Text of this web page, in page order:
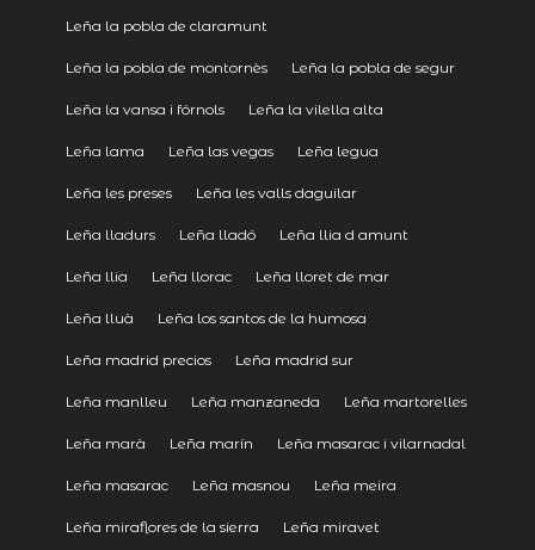
Leña la pobla de claramunt
Leña la pobla de montornès Leña la pobla de segur
Leña la vansa i fórnols Leña la vilella alta
Leña lama Leña las vegas Leña legua
Leña les preses Leña les valls daguilar
Leña lladurs Leña lladó Leña llia d amunt
Leña llia Leña llorac Leña lloret de mar
Leña lluà Leña los santos de la humosa
Leña madrid precios Leña madrid sur
Leña manlleu Leña manzaneda Leña martorelles
Leña marà Leña marín Leña masarac i vilarnadal
Leña masarac Leña masnou Leña meira
Leña miraflores de la sierra Leña miravet